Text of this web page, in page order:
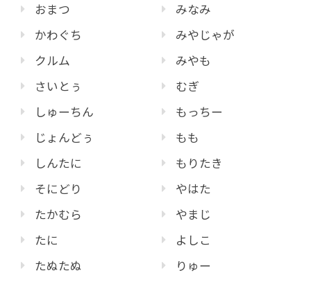
おまつ
かわぐち
クルム
さいとぅ
しゅーちん
じょんどぅ
しんたに
そにどり
たかむら
たに
たぬたぬ
みなみ
みやじゃが
みやも
むぎ
もっちー
もも
もりたき
やはた
やまじ
よしこ
りゅー